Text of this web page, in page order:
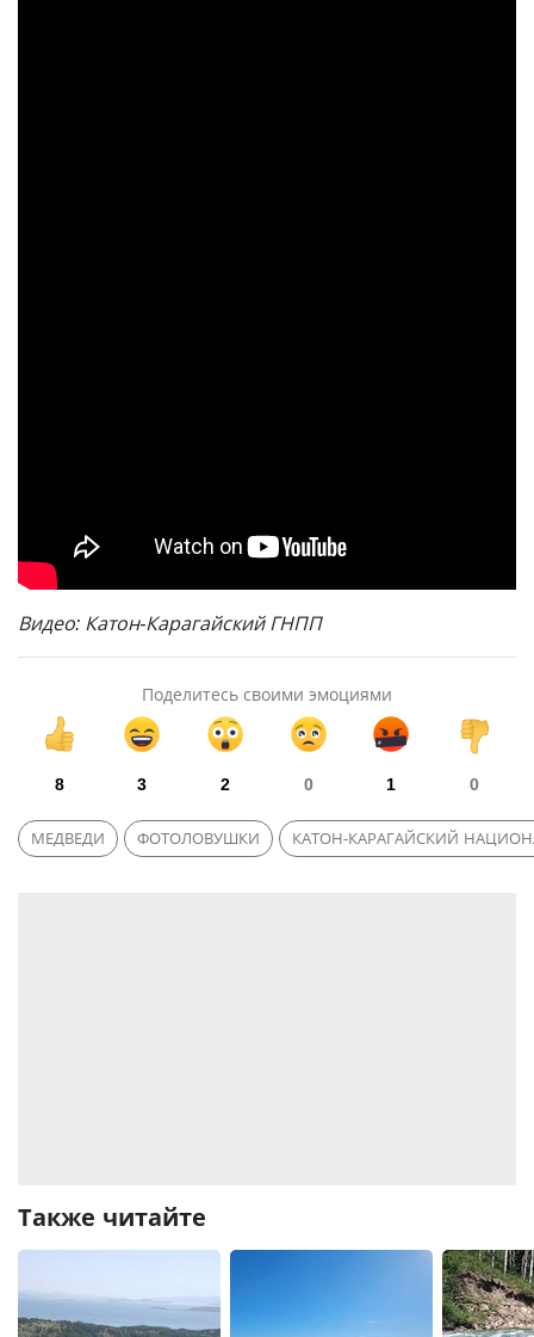
Видео: Катон-Карагайский ГНПП
Поделитесь своими эмоциями
8 3 2 0 1 0
МЕДВЕДИ ФОТОЛОВУШКИ КАТОН-КАРАГАЙСКИЙ
Также читайте